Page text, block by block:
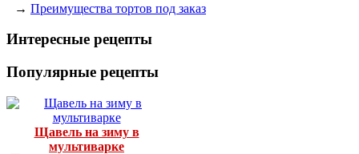
→ Преимущества тортов под заказ
Интересные рецепты
Популярные рецепты
Щавель на зиму в
мультиварке